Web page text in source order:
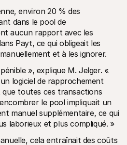
environ 20 % des
dans le pool de
aucun rapport avec les
Payt, ce qui obligeait les
et à les ignorer.
», explique M. Jelger. «
logiciel de rapprochement
toutes ces transactions
le pool impliquait un
manuel supplémentaire, ce qui
laborieux et plus compliqué. »
cela entraînait des coûts